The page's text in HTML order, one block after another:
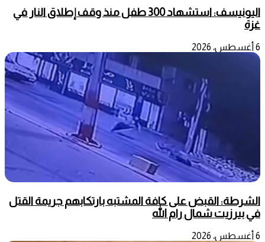
اليونيسف: استشهاد 300 طفل منذ وقف إطلاق النار في
غزة
6 أغسطس، 2026
الشرطة: القبض على كافة المشتبه بارتكابهم جريمة القتل
في بيرزيت شمال رام الله
6 أغسطس، 2026